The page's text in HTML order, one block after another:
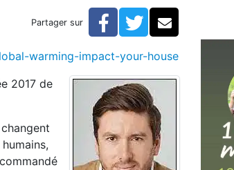
t-il votre maison?
Partager sur
Facebook
TwitterCourriel
warming-impact-your-house
2017 de